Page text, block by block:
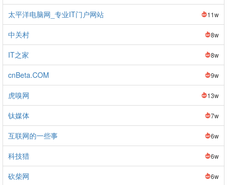
太平洋电脑网_专业IT门户网站 11w
中关村 8w
IT之家 8w
cnBeta.COM 9w
虎嗅网 13w
钛媒体 7w
互联网的一些事 6w
科技猎 6w
砍柴网 6w